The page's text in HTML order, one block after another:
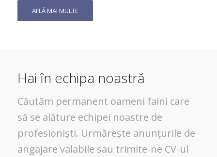
AFLĂ MAI MULTE
Hai în echipa noastră
Căutăm permanent oameni faini care
să se alăture echipei noastre de
profesioniști. Urmărește anunțurile de
angajare valabile sau trimite-ne CV-ul